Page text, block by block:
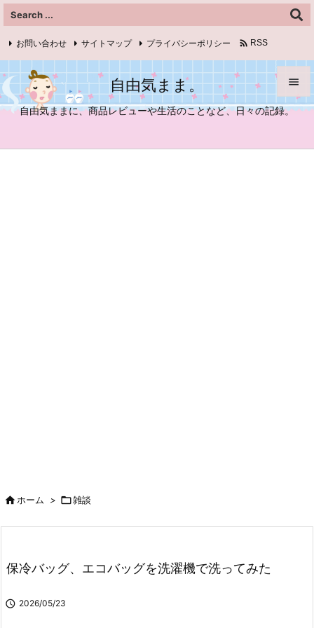
自由気まま。
自由気ままに、商品レビューや生活のことなど、日々の記録。



お問い合わせ サイトマップ プライバシーポリシー  RSS
Feedly
ホーム > 雑談
保冷バッグ、エコバッグを洗濯機で洗ってみた
 2026/05/23